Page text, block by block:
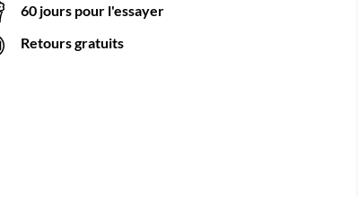
60 jours pour l'essayer
Retours gratuits